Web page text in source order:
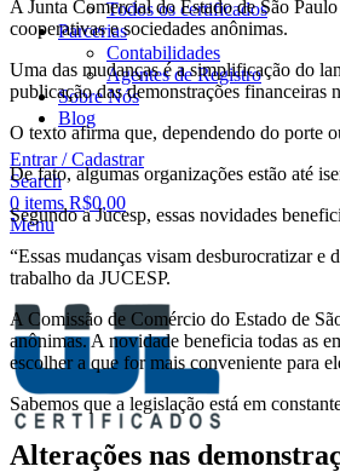
Todos os certificados
Parcerias
Contabilidades
Agentes de Registro
Sobre Nós
Blog
Entrar / Cadastrar
Search
0 items R$0,00
Menu
A Junta Comercial do Estado de São
cooperativas e sociedades anônimas.
Uma das mudanças é a simplificação do
publicação das demonstrações
O texto afirma que, dependendo do porte
De fato, algumas organizações estão até
Segundo a Jucesp, essas novidades
“Essas mudanças visam desburocratizar
trabalho da JUCESP.
A Comissão de Comércio do Estado de
anônimas. A novidade beneficia todas as
escolher a que for mais conveniente para
Sabemos que a legislação está em
Alterações nas